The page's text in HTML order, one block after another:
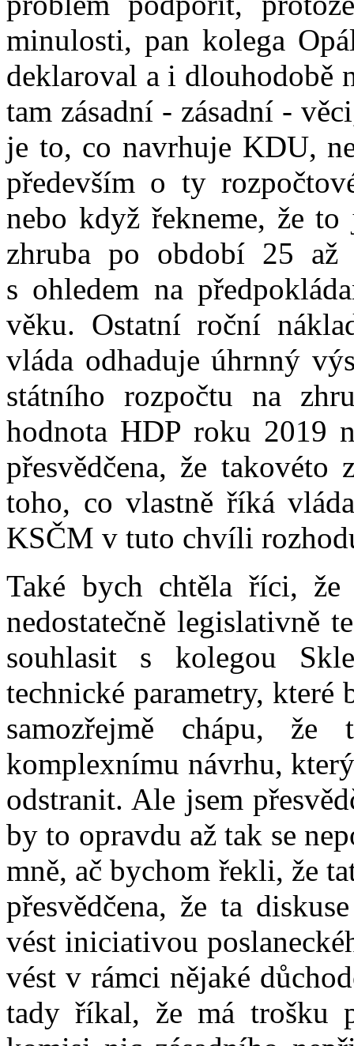
minulosti, pan kolega
deklaroval a i dlouhodobě
tam zásadní - zásadní -
je to, co navrhuje KDU,
především o ty
nebo když řekneme, že
zhruba po období 25
s ohledem na
věku. Ostatní roční
vláda odhaduje úhrnný
státního rozpočtu na
hodnota HDP roku 2019
přesvědčena, že takovéto
toho, co vlastně říká
KSČM v tuto chvíli
Také bych chtěla říci,
nedostatečně legislativně
souhlasit s kolegou
technické parametry,
samozřejmě chápu,
komplexnímu návrhu,
odstranit. Ale jsem
by to opravdu až tak se
mně, ač bychom řekli, že
přesvědčena, že ta
vést iniciativou
vést v rámci nějaké
tady říkal, že má trošku